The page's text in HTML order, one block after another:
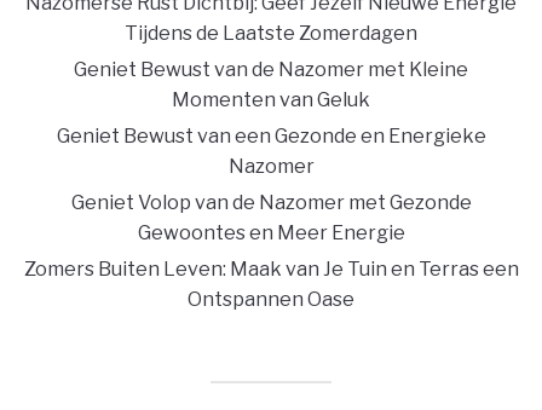
Tijdens de Laatste Zomerdagen
Geniet Bewust van de Nazomer met Kleine
Momenten van Geluk
Geniet Bewust van een Gezonde en Energieke
Nazomer
Geniet Volop van de Nazomer met Gezonde
Gewoontes en Meer Energie
Zomers Buiten Leven: Maak van Je Tuin en Terras een
Ontspannen Oase